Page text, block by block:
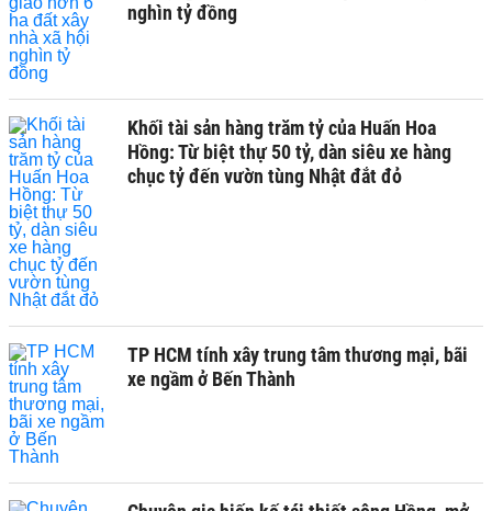
nghìn tỷ đồng
Khối tài sản hàng trăm tỷ của Huấn Hoa
Hồng: Từ biệt thự 50 tỷ, dàn siêu xe hàng
chục tỷ đến vườn tùng Nhật đắt đỏ
TP HCM tính xây trung tâm thương mại, bãi
xe ngầm ở Bến Thành